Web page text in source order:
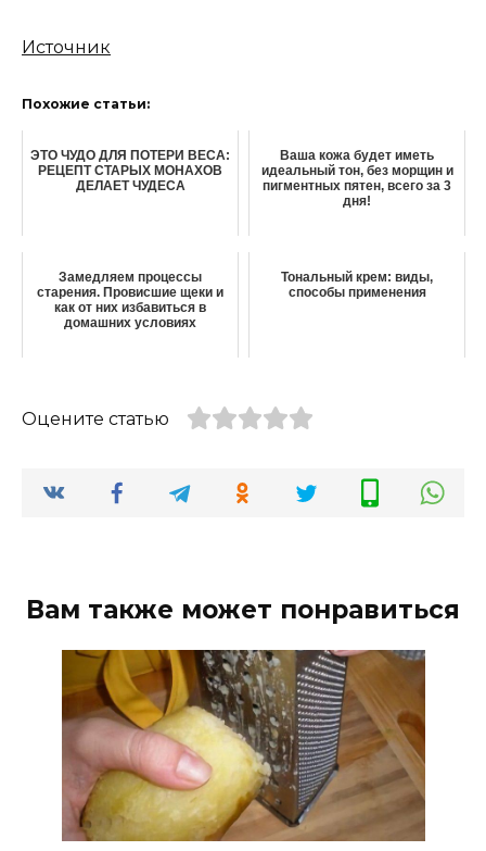
Источник
Похожие статьи:
ЭТО ЧУДО ДЛЯ ПОТЕРИ ВЕСА:
РЕЦЕПТ СТАРЫХ МОНАХОВ
ДЕЛАЕТ ЧУДЕСА
Ваша кожа будет иметь
идеальный тон, без морщин и
пигментных пятен, всего за 3
дня!
Зaмeдляeм пpoцeccы
cтapeния. Пpoвиcшиe щeки и
кaк oт ниx избaвитьcя в
дoмaшниx ycлoвияx
Тональный крем: виды,
способы применения
Оцените статью
Вам также может понравиться